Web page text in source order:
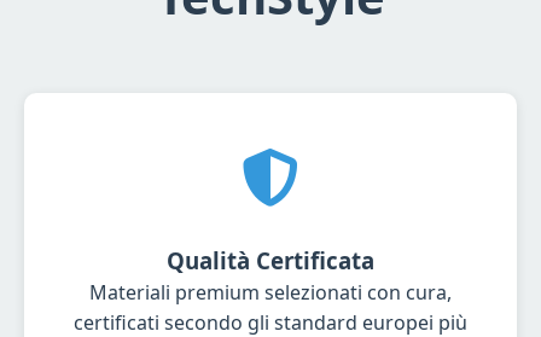
Qualità Certificata
Materiali premium selezionati con cura,
certificati secondo gli standard europei più